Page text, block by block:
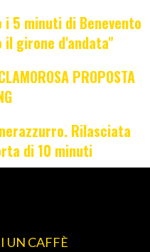
i 5 minuti di Benevento
girone d'andata"
PROPOSTA
Rilasciata
di 10 minuti
UN CAFFÈ